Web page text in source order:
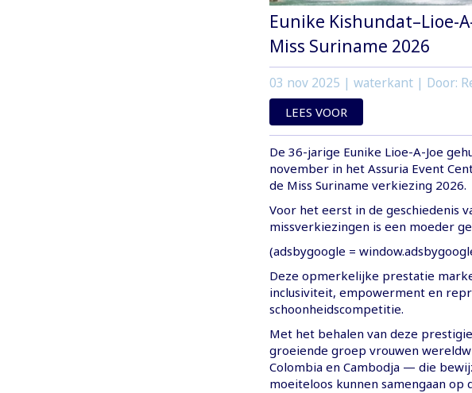
Eunike Kishundat–Lioe-
Miss Suriname 2026
03 nov 2025 | waterkant | Door:
LEES VOOR
De 36-jarige Eunike Lioe-A-Joe
november in het Assuria Event
de Miss Suriname verkiezing 2026.
Voor het eerst in de geschiedenis
missverkiezingen is een moeder
(adsbygoogle =
Deze opmerkelijke prestatie
inclusiviteit, empowerment en
schoonheidscompetitie.
Met het behalen van deze
groeiende groep vrouwen
Colombia en Cambodja — die
moeiteloos kunnen samengaan op